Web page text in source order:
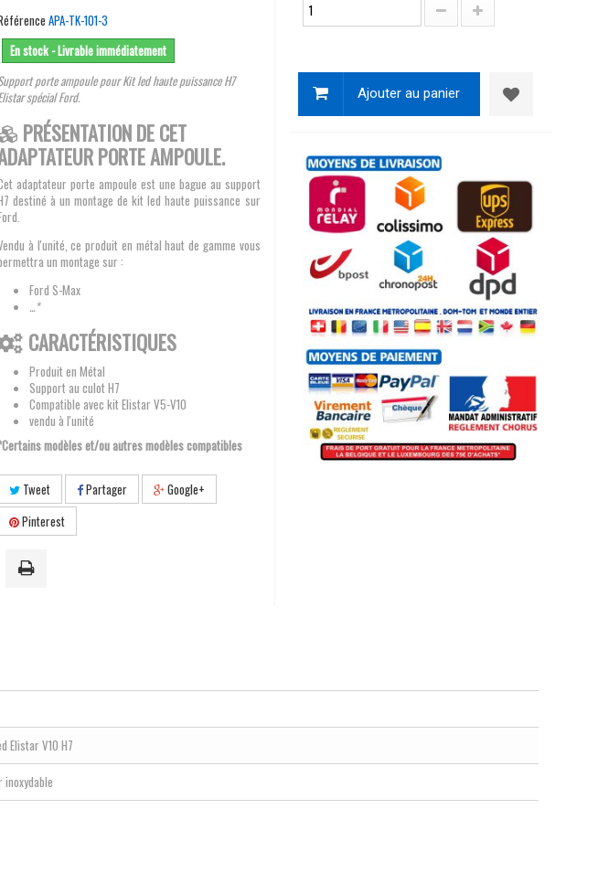
APA-TK-101-3
En stock - Livrable immédiatement
porte ampoule pour Kit led haute puissance H7
spécial Ford.
PRÉSENTATION DE CET
PORTE AMPOULE.
adaptateur porte ampoule est une bague au support
destiné à un montage de kit led haute puissance sur
à l'unité, ce produit en métal haut de gamme vous
un montage sur :
Ford S-Max
...*
CARACTÉRISTIQUES
Produit en Métal
Support au culot H7
Compatible avec kit Elistar V5-V10
vendu à l'unité
modèles et/ou autres modèles compatibles
Tweet Partager
Google+
Pinterest
Ajouter au panier
Elistar V10 H7
inoxydable